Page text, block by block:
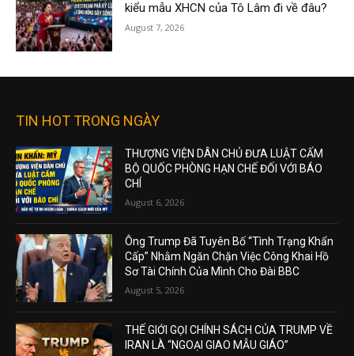
kiểu mẫu XHCN của Tô Lâm đi về đâu?
August 7, 2026
TIN HOT TRONG NGÀY
THƯỢNG VIỆN DÂN CHỦ ĐƯA LUẬT CẤM
BỘ QUỐC PHÒNG HẠN CHẾ ĐỐI VỚI BÁO
CHÍ
August 6, 2026
Ông Trump Đã Tuyên Bố “Tình Trạng Khẩn
Cấp” Nhằm Ngăn Chặn Việc Công Khai Hồ
Sơ Tài Chính Của Mình Cho Đài BBC
August 5, 2026
THẾ GIỚI GỌI CHÍNH SÁCH CỦA TRUMP VỀ
IRAN LÀ “NGOẠI GIAO MẪU GIÁO”